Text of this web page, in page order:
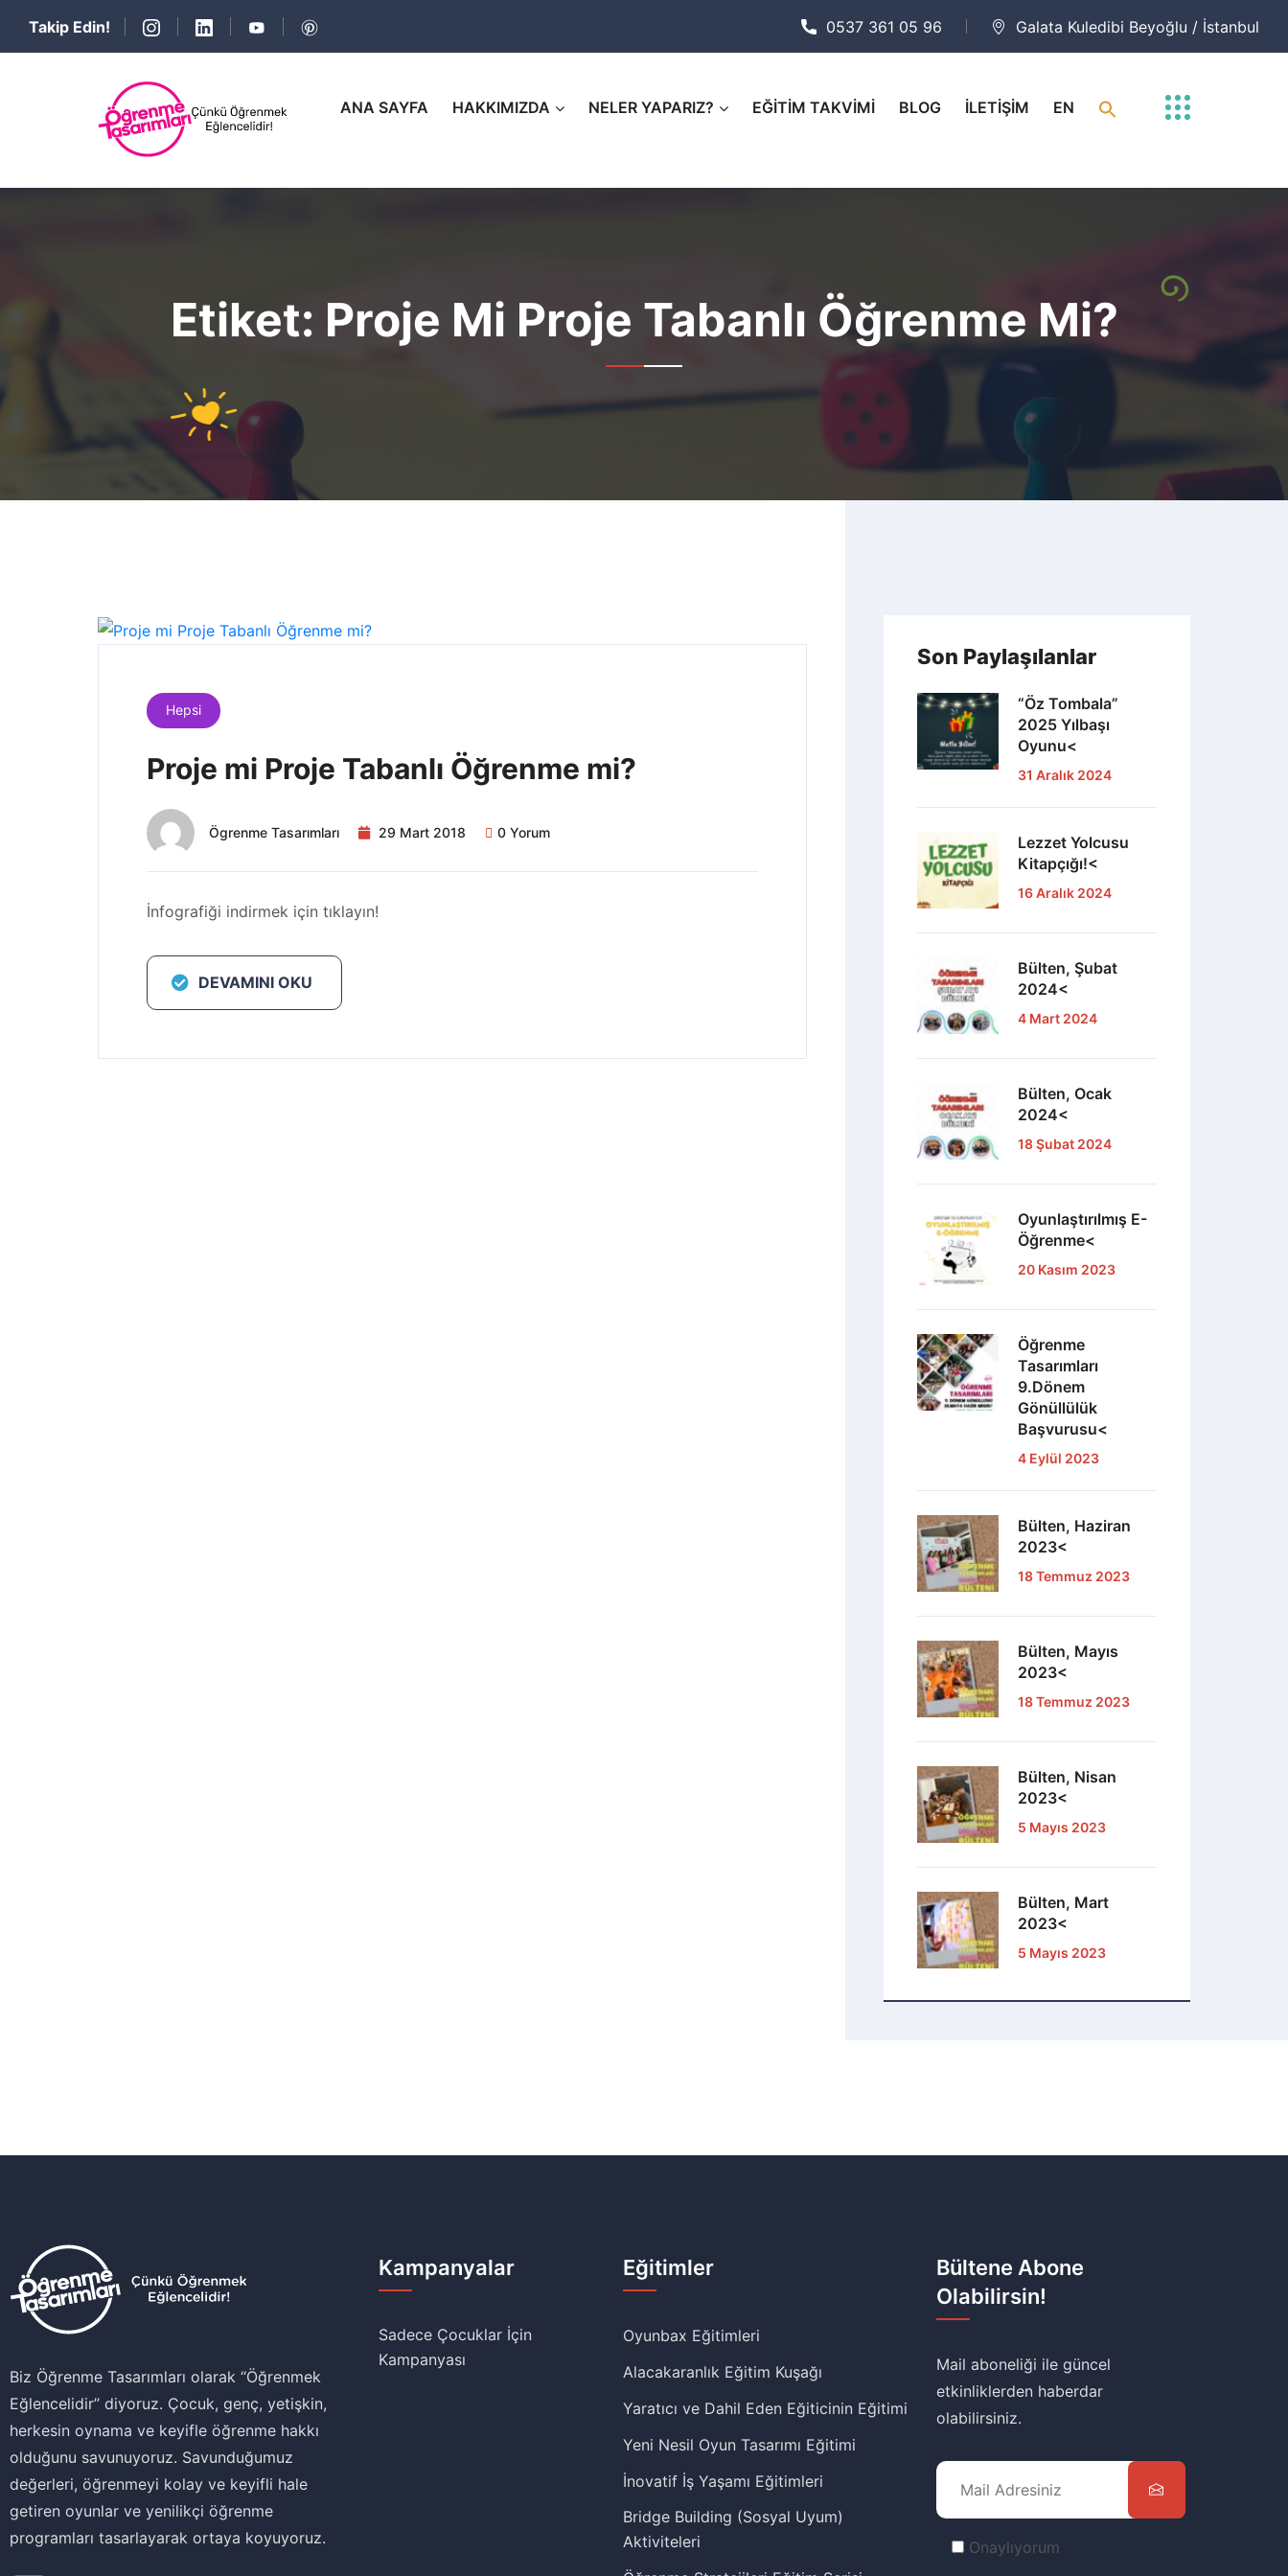
Takip Edin! 0537 361 05 96 Galata Kuledibi Beyoğlu / İstanbul
ANA SAYFA HAKKIMIZDA NELER YAPARIZ? EĞİTİM TAKVİMİ BLOG İLETİŞİM EN
Etiket: Proje Mi Proje Tabanlı Öğrenme Mi?
Hepsi
Proje mi Proje Tabanlı Öğrenme mi?
Ögrenme Tasarımları 29 Mart 2018 0 Yorum
İnfografiği indirmek için tıklayın!
DEVAMINI OKU
Son Paylaşılanlar
“Öz Tombala”
2025 Yılbaşı
Oyunu<
31 Aralık 2024
Lezzet Yolcusu
Kitapçığı!<
16 Aralık 2024
Bülten, Şubat
2024<
4 Mart 2024
Bülten, Ocak
2024<
18 Şubat 2024
Oyunlaştırılmış E-
Öğrenme<
20 Kasım 2023
Öğrenme
Tasarımları
9.Dönem
Gönüllülük
Başvurusu<
4 Eylül 2023
Bülten, Haziran
2023<
18 Temmuz 2023
Bülten, Mayıs
2023<
18 Temmuz 2023
Bülten, Nisan
2023<
5 Mayıs 2023
Bülten, Mart
2023<
5 Mayıs 2023
Biz Öğrenme Tasarımları olarak ‘‘Öğrenmek
Eğlencelidir’’ diyoruz. Çocuk, genç, yetişkin,
herkesin oynama ve keyifle öğrenme hakkı
olduğunu savunuyoruz. Savunduğumuz
değerleri, öğrenmeyi kolay ve keyifli hale
getiren oyunlar ve yenilikçi öğrenme
programları tasarlayarak ortaya koyuyoruz.
Kampanyalar
Sadece Çocuklar İçin
Kampanyası
Eğitimler
Oyunbax Eğitimleri
Alacakaranlık Eğitim Kuşağı
Yaratıcı ve Dahil Eden Eğiticinin Eğitimi
Yeni Nesil Oyun Tasarımı Eğitimi
İnovatif İş Yaşamı Eğitimleri
Bridge Building (Sosyal Uyum)
Aktiviteleri
Bültene Abone
Olabilirsin!
Mail aboneliği ile güncel
etkinliklerden haberdar
olabilirsiniz.
Onaylıyorum